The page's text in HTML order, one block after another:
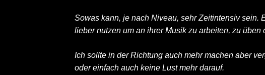
Sowas kann, je nach Niveau, sehr Zeitintensiv sein.
lieber nutzen um an ihrer Musik zu arbeiten, zu
Ich sollte in der Richtung auch mehr machen aber
oder einfach auch keine Lust mehr darauf.